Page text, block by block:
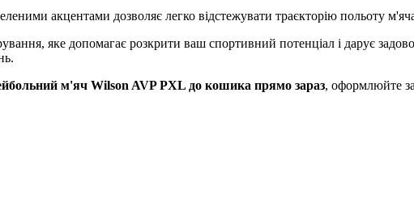
акцентами дозволяє легко відстежувати траєкторію польоту
яке допомагає розкрити ваш спортивний потенціал і дарує
м'яч Wilson AVP PXL до кошика прямо зараз, оформлюйте